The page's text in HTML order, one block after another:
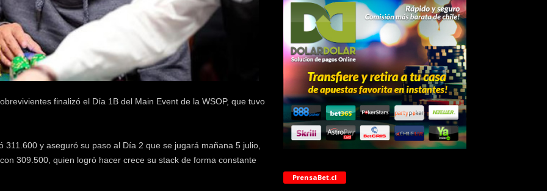
finalizó el Día 1B del Main Event de la WSOP, que tuvo
y aseguró su paso al Día 2 que se jugará mañana 5 julio,
309.500, quien logró hacer crece su stack de forma constante
PrensaBet.cl